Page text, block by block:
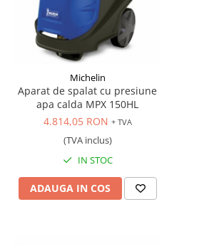
Michelin
Aparat de spalat cu presiune
apa calda MPX 150HL
4.814,05 RON + TVA
(TVA inclus)
IN STOC
ADAUGA IN COS